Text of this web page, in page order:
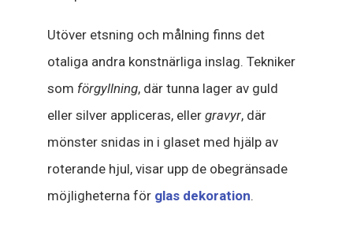
Utöver etsning och målning finns det
otaliga andra konstnärliga inslag. Tekniker
som förgyllning, där tunna lager av guld
eller silver appliceras, eller gravyr, där
mönster snidas in i glaset med hjälp av
roterande hjul, visar upp de obegränsade
möjligheterna för glas dekoration.